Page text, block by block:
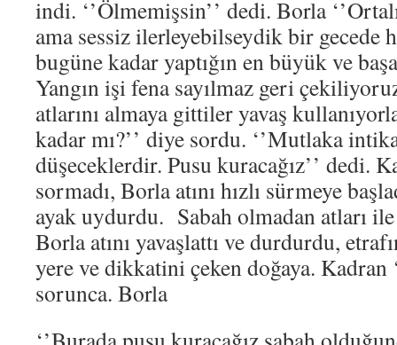
indi. ‘’Ölmemişsin’’ dedi. Borla
ama sessiz ilerleyebilseydik bir gecede
bugüne kadar yaptığın en büyük ve
Yangın işi fena sayılmaz geri
atlarını almaya gittiler yavaş
kadar mı?’’ diye sordu. ‘’Mutlaka
düşeceklerdir. Pusu kuracağız’’ dedi.
sormadı, Borla atını hızlı sürmeye
ayak uydurdu. Sabah olmadan atları
Borla atını yavaşlattı ve durdurdu,
yere ve dikkatini çeken doğaya. Kadran
sorunca. Borla